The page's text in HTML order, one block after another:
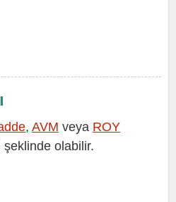
, AVM veya ROY
olabilir.